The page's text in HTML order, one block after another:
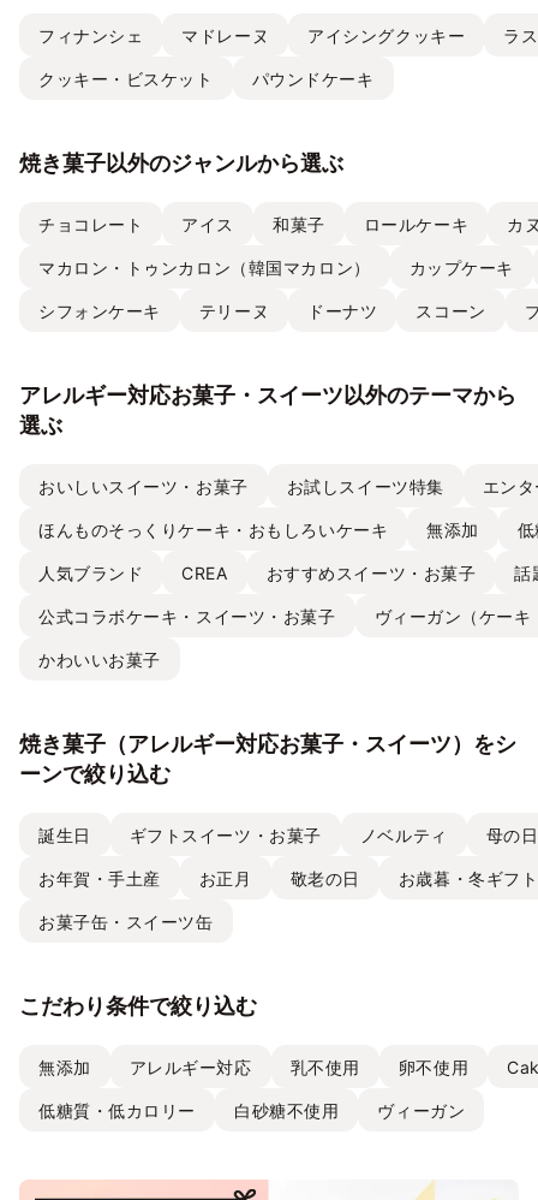
フィナンシェ マドレーヌ アイシングクッキー ラ
クッキー・ビスケット パウンドケーキ
焼き菓子以外のジャンルから選ぶ
チョコレート アイス 和菓子 ロールケーキ カ
マカロン・トゥンカロン（韓国マカロン） カップケーキ
シフォンケーキ テリーヌ ドーナツ スコーン
アレルギー対応お菓子・スイーツ以外のテーマから
選ぶ
おいしいスイーツ・お菓子 お試しスイーツ特集 エン
ほんものそっくりケーキ・おもしろいケーキ 無添加
人気ブランド CREA おすすめスイーツ・お菓子 話
公式コラボケーキ・スイーツ・お菓子 ヴィーガン（ケー
かわいいお菓子
焼き菓子（アレルギー対応お菓子・スイーツ）をシ
ーンで絞り込む
誕生日 ギフトスイーツ・お菓子 ノベルティ 母の日
お年賀・手土産 お正月 敬老の日 お歳暮・冬ギフト
お菓子缶・スイーツ缶
こだわり条件で絞り込む
無添加 アレルギー対応 乳不使用 卵不使用
低糖質・低カロリー 白砂糖不使用 ヴィーガン